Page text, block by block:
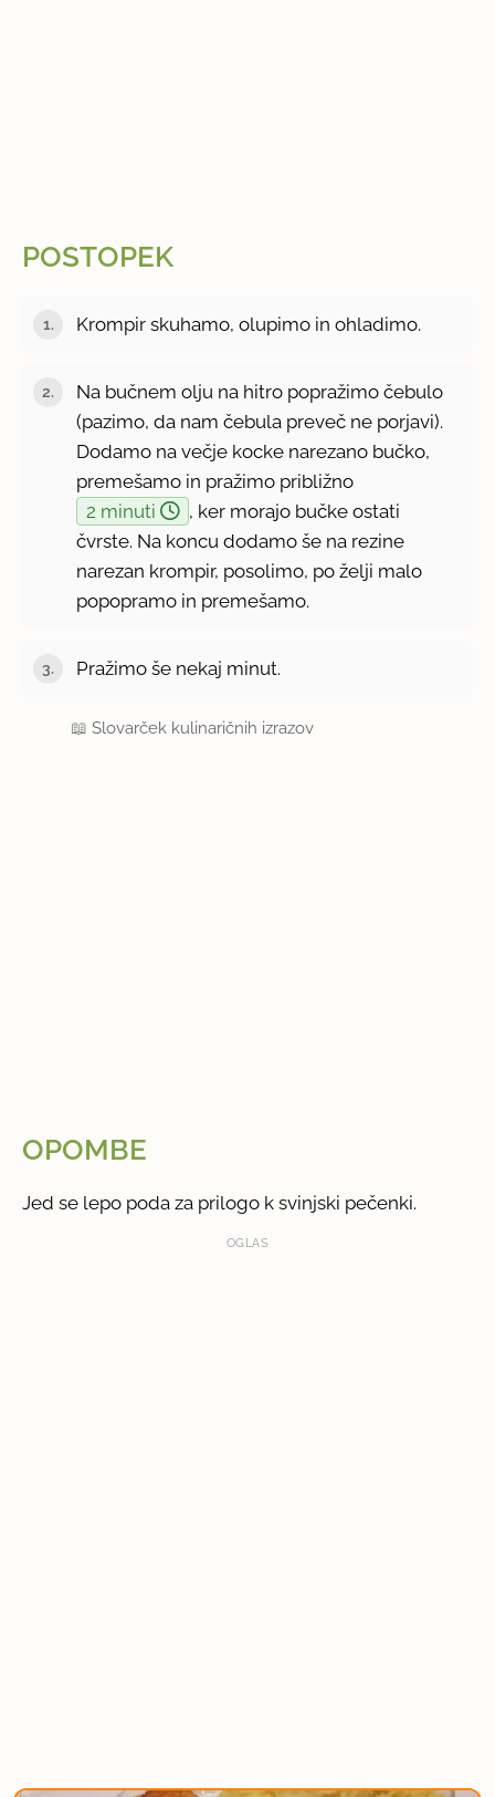
POSTOPEK
Krompir skuhamo, olupimo in ohladimo.
Na bučnem olju na hitro popražimo čebulo
(pazimo, da nam čebula preveč ne porjavi).
Dodamo na večje kocke narezano bučko,
premešamo in pražimo približno
2 minuti
, ker morajo bučke ostati
čvrste. Na koncu dodamo še na rezine
narezan krompir, posolimo, po želji malo
popopramo in premešamo.
Pražimo še nekaj minut.
📖Slovarček kulinaričnih izrazov
OPOMBE
Jed se lepo poda za prilogo k svinjski pečenki.
OGLAS